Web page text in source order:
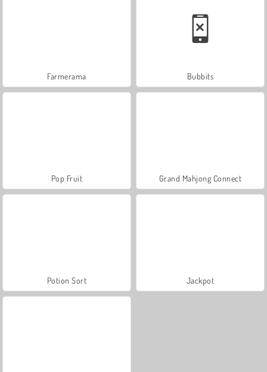
Farmerama Bubbits
Pop Fruit Grand Mahjong Connect
Potion Sort Jackpot